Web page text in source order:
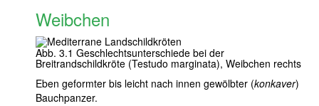
Weibchen
Abb. 3.1 Geschlechtsunterschiede bei der
Breitrandschildkröte (Testudo marginata), Weibchen rechts
Eben geformter bis leicht nach innen gewölbter (konkaver)
Bauchpanzer.